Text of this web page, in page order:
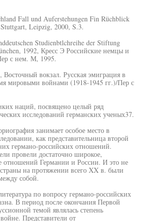
Fall und Auferstehungen Fin Rüchblick
Leipzig, 2000, S.3.
Studienbtlchreihe der Stiftung
1992, Кресс Э Российские немцы и
с нем. М, 1995.
вокзал. Русская эмиграция в
мировыми войнами (1918-1945 гг.)/Пер с
наций, посвящено целый ряд
исследований германских ученых37.
занимает особое место в
как представительница второй
германо-российских отношений.
провели достаточно широкое,
отношений Германии и России. И это не
на протяжении всего XX в. были
собой.
по вопросу германо-российских
В период после окончания Первой
темой являлась степень
Представители от